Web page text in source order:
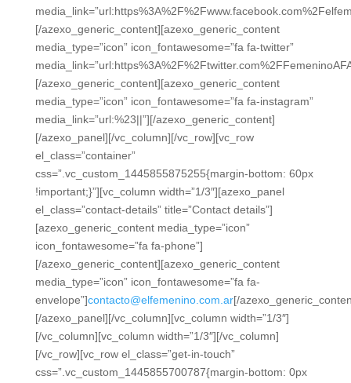
[/azexo_generic_content][azexo_generic_content
media_type=”icon” icon_fontawesome=”fa fa-twitter”
[/azexo_generic_content][azexo_generic_content
media_type=”icon” icon_fontawesome=”fa fa-instagram”
media_link=”url:%23||”][/azexo_generic_content]
[/azexo_panel][/vc_column][/vc_row][vc_row
el_class=”container”
css=”.vc_custom_1445855875255{margin-bottom: 60px
!important;}”][vc_column width=”1/3″][azexo_panel
el_class=”contact-details” title=”Contact details”]
[azexo_generic_content media_type=”icon”
icon_fontawesome=”fa fa-phone”]
[/azexo_generic_content][azexo_generic_content
media_type=”icon” icon_fontawesome=”fa fa-
envelope”]contacto@elfemenino.com.ar[/
[/azexo_panel][/vc_column][vc_column width=”1/3″]
[/vc_column][vc_column width=”1/3″][/vc_column]
[/vc_row][vc_row el_class=”get-in-touch”
css=”.vc_custom_1445855700787{margin-bottom: 0px